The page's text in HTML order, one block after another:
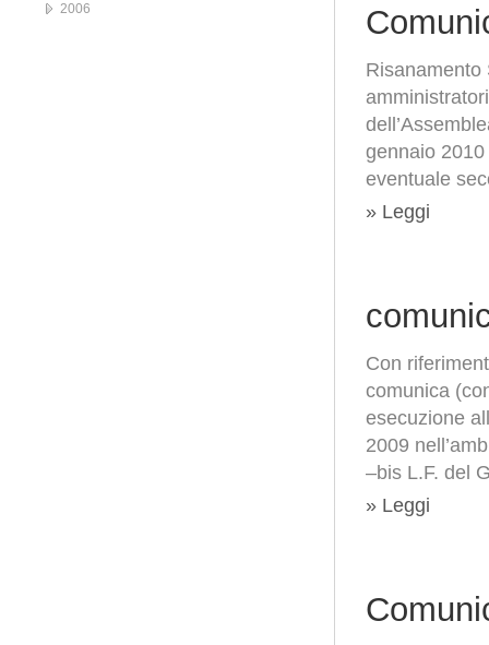
Risanamento
gennaio
eventuale
» Leggi
Con
comunica
esecuzione
2009
–bis L.F. del
» Leggi
2006